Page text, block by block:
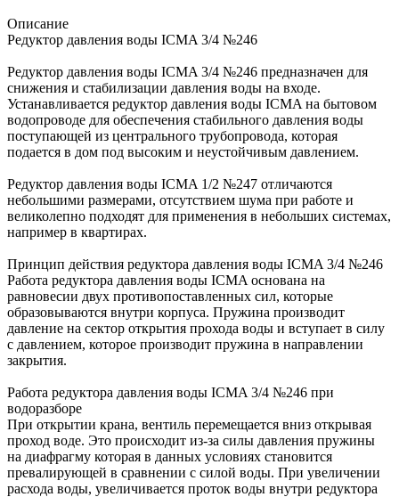
Описание
Редуктор давления воды ICMA 3/4 №246
Редуктор давления воды ICMA 3/4 №246 предназначен для
снижения и стабилизации давления воды на входе.
Устанавливается редуктор давления воды ICMA на бытовом
водопроводе для обеспечения стабильного давления воды
поступающей из центрального трубопровода, которая
подается в дом под высоким и неустойчивым давлением.
Редуктор давления воды ICMA 1/2 №247 отличаются
небольшими размерами, отсутствием шума при работе и
великолепно подходят для применения в небольших системах,
например в квартирах.
Принцип действия редуктора давления воды ICMA 3/4 №246
Работа редуктора давления воды ICMA основана на
равновесии двух противопоставленных сил, которые
образовываются внутри корпуса. Пружина производит
давление на сектор открытия прохода воды и вступает в силу
с давлением, которое производит пружина в направлении
закрытия.
Работа редуктора давления воды ICMA 3/4 №246 при
водоразборе
При открытии крана, вентиль перемещается вниз открывая
проход воде. Это происходит из-за силы давления пружины
на диафрагму которая в данных условиях становится
превалирующей в сравнении с силой воды. При увеличении
расхода воды, увеличивается проток воды внутри редуктора